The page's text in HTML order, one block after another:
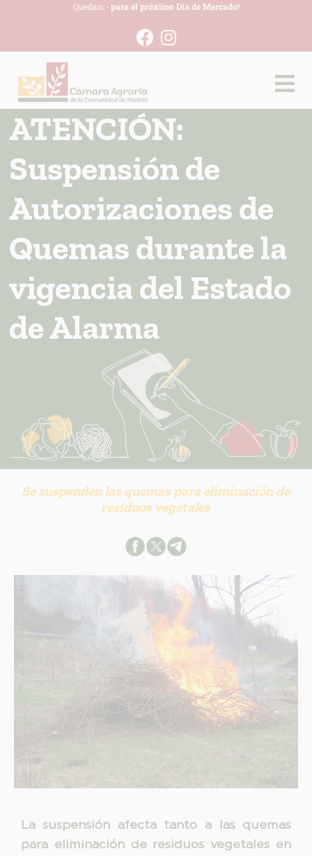
Quedan: -para el próximo Día de Mercado!
ATENCIÓN:
Suspensión de
Autorizaciones de
Quemas durante la
vigencia del Estado
de Alarma
Se suspenden las quemas para eliminación de
residuos vegetales
La suspensión afecta tanto a las quemas
para eliminación de residuos vegetales en
INFORMACION SOBRE LA PROTECCIÓN DE TUS DATOS
Finalidad: